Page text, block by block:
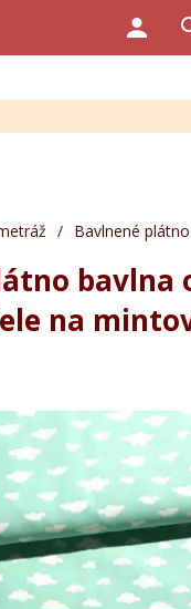
/ Bavlnené plátno
bavlna
na